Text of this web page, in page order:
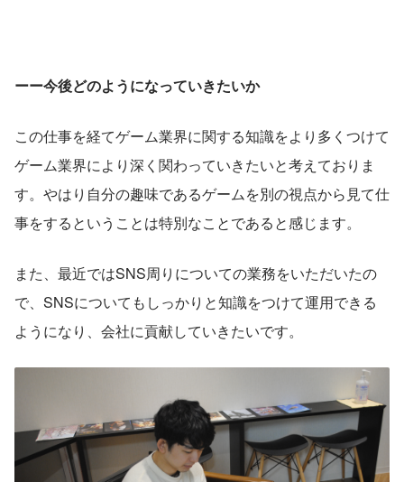
ーー今後どのようになっていきたいか
この仕事を経てゲーム業界に関する知識をより多くつけて
ゲーム業界により深く関わっていきたいと考えておりま
す。やはり自分の趣味であるゲームを別の視点から見て仕
事をするということは特別なことであると感じます。
また、最近ではSNS周りについての業務をいただいたの
で、SNSについてもしっかりと知識をつけて運用できる
ようになり、会社に貢献していきたいです。